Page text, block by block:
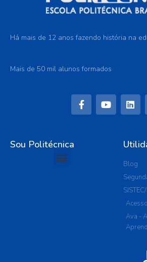
Há mais de 12 anos fazendo história na
Mais de 50 mil alunos formados
Sou Politécnica
Blog
Ava -